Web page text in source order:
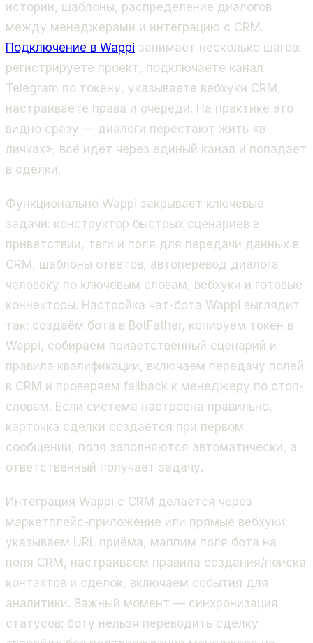
истории, шаблоны, распределение диалогов
между менеджерами и интеграцию с CRM.
Подключение в Wappi занимает несколько шагов:
регистрируете проект, подключаете канал
Telegram по токену, указываете вебхуки CRM,
настраиваете права и очереди. На практике это
видно сразу — диалоги перестают жить «в
личках», всё идёт через единый канал и попадает
в сделки.
Функционально Wappi закрывает ключевые
задачи: конструктор быстрых сценариев в
приветствии, теги и поля для передачи данных в
CRM, шаблоны ответов, автоперевод диалога
человеку по ключевым словам, вебхуки и готовые
коннекторы. Настройка чат-бота Wappi выглядит
так: создаём бота в BotFather, копируем токен в
Wappi, собираем приветственный сценарий и
правила квалификации, включаем передачу полей
в CRM и проверяем fallback к менеджеру по стоп-
словам. Если система настроена правильно,
карточка сделки создаётся при первом
сообщении, поля заполняются автоматически, а
ответственный получает задачу.
Интеграция Wappi с CRM делается через
маркетплейс-приложение или прямые вебхуки:
указываем URL приёма, маппим поля бота на
поля CRM, настраиваем правила создания/поиска
контактов и сделок, включаем события для
аналитики. Важный момент — синхронизация
статусов: боту нельзя переводить сделку